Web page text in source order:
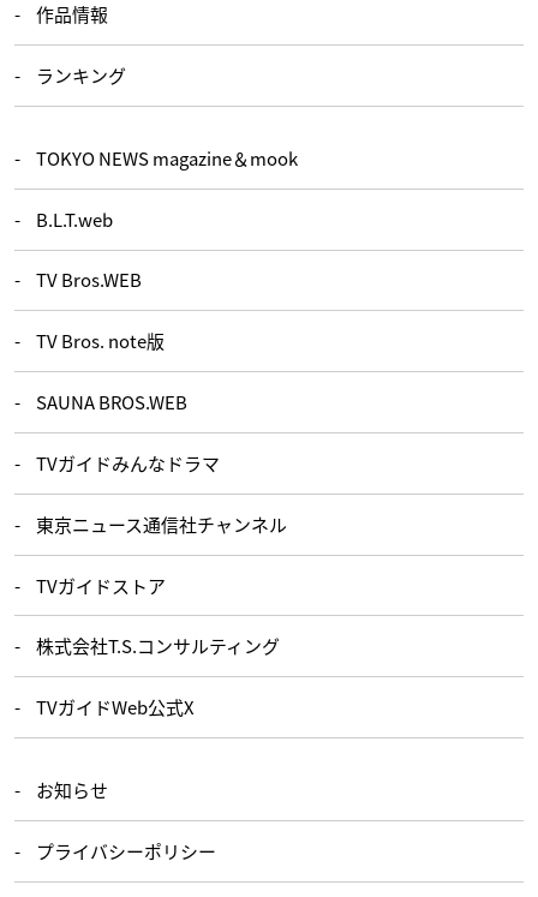
作品情報
ランキング
TOKYO NEWS magazine＆mook
B.L.T.web
TV Bros.WEB
TV Bros. note版
SAUNA BROS.WEB
TVガイドみんなドラマ
東京ニュース通信社チャンネル
TVガイドストア
株式会社T.S.コンサルティング
TVガイドWeb公式X
お知らせ
プライバシーポリシー